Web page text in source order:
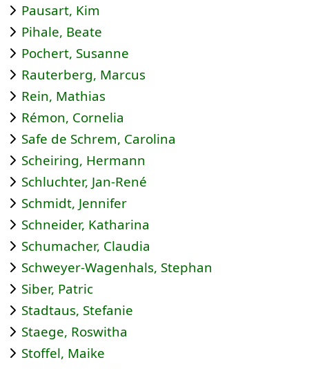
Pausart, Kim
Pihale, Beate
Pochert, Susanne
Rauterberg, Marcus
Rein, Mathias
Rémon, Cornelia
Safe de Schrem, Carolina
Scheiring, Hermann
Schluchter, Jan-René
Schmidt, Jennifer
Schneider, Katharina
Schumacher, Claudia
Schweyer-Wagenhals, Stephan
Siber, Patric
Stadtaus, Stefanie
Staege, Roswitha
Stoffel, Maike